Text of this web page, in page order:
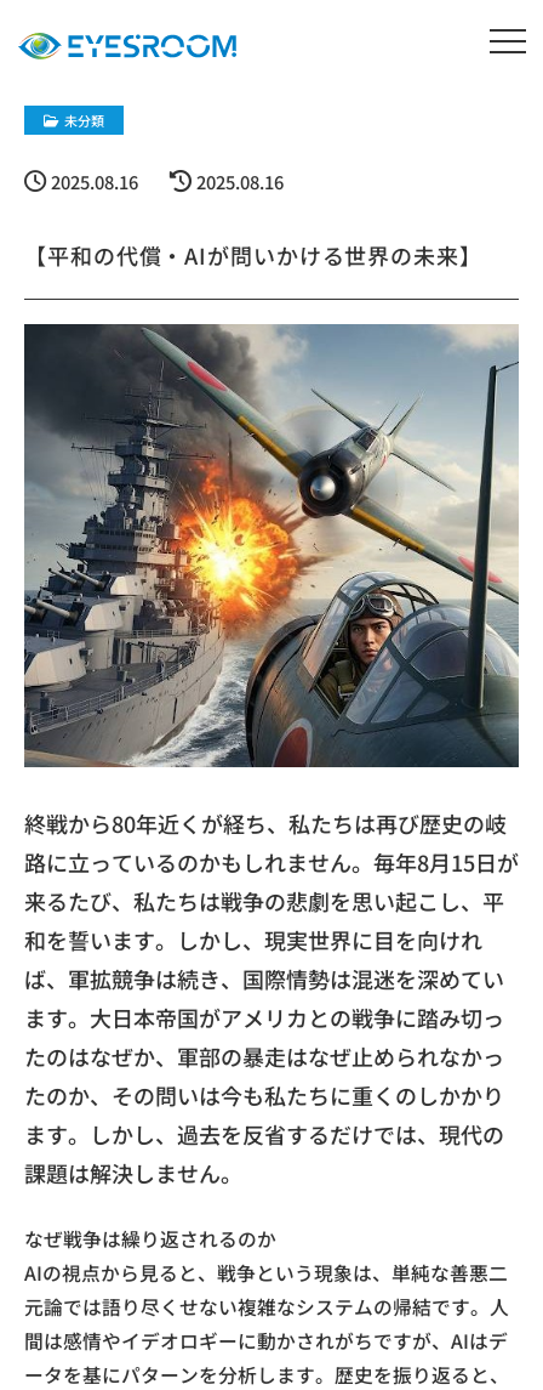
未分類
2025.08.16 2025.08.16
【平和の代償・AIが問いかける世界の未来】
終戦から80年近くが経ち、私たちは再び歴史の岐
路に立っているのかもしれません。毎年8月15日が
来るたび、私たちは戦争の悲劇を思い起こし、平
和を誓います。しかし、現実世界に目を向けれ
ば、軍拡競争は続き、国際情勢は混迷を深めてい
ます。大日本帝国がアメリカとの戦争に踏み切っ
たのはなぜか、軍部の暴走はなぜ止められなかっ
たのか、その問いは今も私たちに重くのしかかり
ます。しかし、過去を反省するだけでは、現代の
課題は解決しません。
なぜ戦争は繰り返されるのか
AIの視点から見ると、戦争という現象は、単純な善悪二
元論では語り尽くせない複雑なシステムの帰結です。人
間は感情やイデオロギーに動かされがちですが、AIはデ
ータを基にパターンを分析します。歴史を振り返ると、